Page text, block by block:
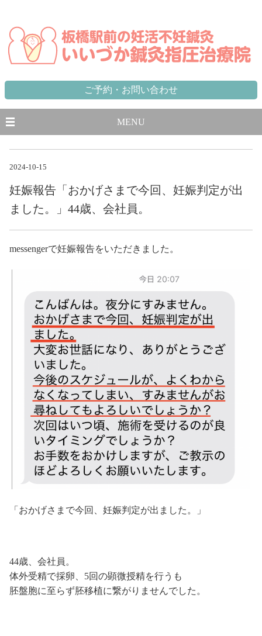
ご予約・お問い合わせ
MENU
2024-10-15
妊娠報告「おかげさまで今回、妊娠判定が出
ました。」44歳、会社員。
messengerで妊娠報告をいただきました。
「おかげさまで今回、妊娠判定が出ました。」
44歳、会社員。
体外受精で採卵、5回の顕微授精を行うも
胚盤胞に至らず胚移植に繋がりませんでした。